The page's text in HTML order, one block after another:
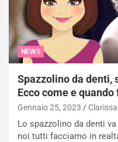
NEWS
Spazzolino da denti,
Ecco come e quando
Gennaio 25, 2023 Clarissa
Lo spazzolino da denti
noi tutti facciamo in